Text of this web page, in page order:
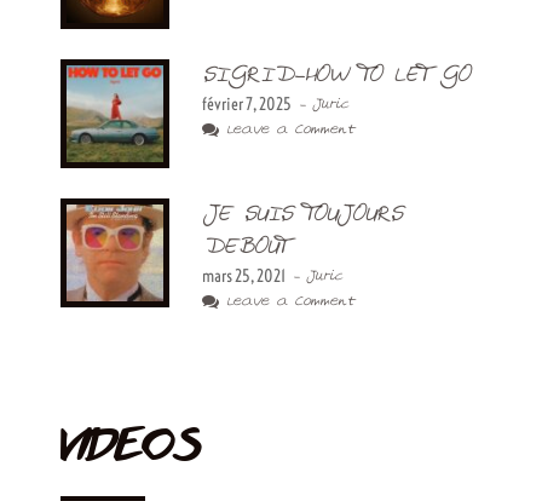
SIGRID-HOW TO LET GO
février 7, 2025 - Juric
Leave a Comment
JE SUIS TOUJOURS
DEBOUT
mars 25, 2021 - Juric
Leave a Comment
VIDEOS